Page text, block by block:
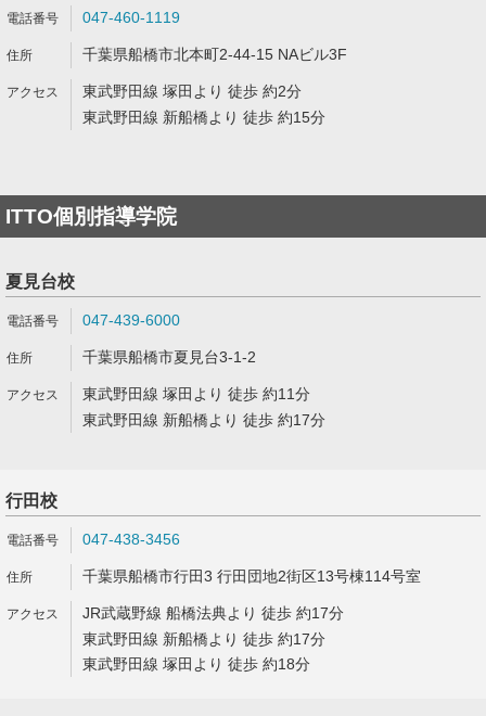
047-460-1119
千葉県船橋市北本町2-44-15 NAビル3F
東武野田線 塚田より 徒歩 約2分
東武野田線 新船橋より 徒歩 約15分
ITTO個別指導学院
夏見台校
047-439-6000
千葉県船橋市夏見台3-1-2
東武野田線 塚田より 徒歩 約11分
東武野田線 新船橋より 徒歩 約17分
行田校
047-438-3456
千葉県船橋市行田3 行田団地2街区13号棟114号室
JR武蔵野線 船橋法典より 徒歩 約17分
東武野田線 新船橋より 徒歩 約17分
東武野田線 塚田より 徒歩 約18分